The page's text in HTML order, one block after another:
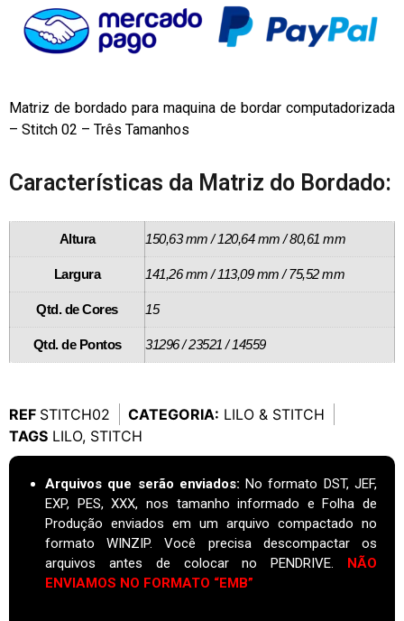
Matriz de bordado para maquina de bordar computadorizada
– Stitch 02 – Três Tamanhos
Características da Matriz do Bordado:
Altura 150,63 mm / 120,64 mm / 80,61 mm
Largura 141,26 mm / 113,09 mm / 75,52 mm
Qtd. de Cores 15
Qtd. de Pontos 31296 / 23521 / 14559
REF STITCH02 CATEGORIA: LILO & STITCH
TAGS LILO, STITCH
Arquivos que serão enviados: No formato DST, JEF,
EXP, PES, XXX, nos tamanho informado e Folha de
Produção enviados em um arquivo compactado no
formato WINZIP. Você precisa descompactar os
arquivos antes de colocar no PENDRIVE. NÃO
ENVIAMOS NO FORMATO “EMB”